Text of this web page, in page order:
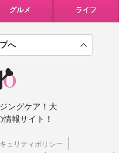
グルメ ライフ
へ
ングケア！大
報サイト！
ュリティポリシー